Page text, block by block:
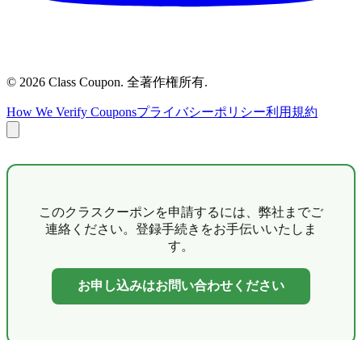
© 2026 Class Coupon. 全著作権所有.
How We Verify Couponsプライバシーポリシー利用規約
このクラスクーポンを申請するには、弊社までご
連絡ください。登録手続きをお手伝いいたしま
す。
お申し込みはお問い合わせください